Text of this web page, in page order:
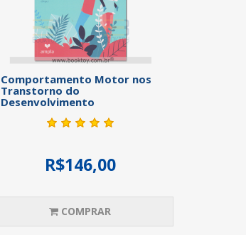
Comportamento Motor nos
Transtorno do
Desenvolvimento
R$146,00
COMPRAR